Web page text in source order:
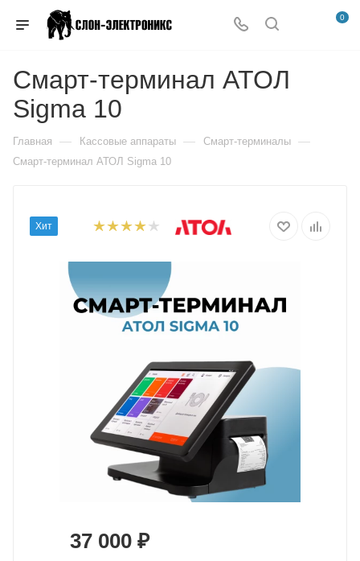
0
Смарт-терминал АТОЛ
Sigma 10
Главная — Кассовые аппараты — Смарт-терминалы —
Смарт-терминал АТОЛ Sigma 10
Хит
37 000 ₽